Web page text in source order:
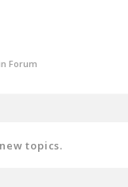
Forum
topics.